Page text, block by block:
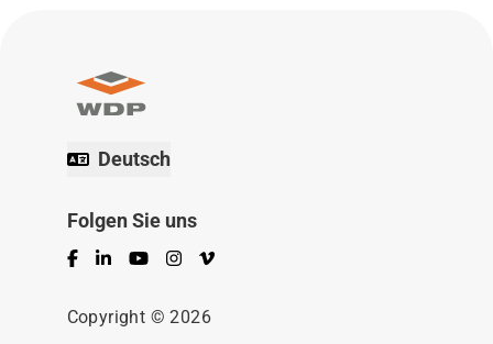
Deutsch
Folgen Sie uns
Facebook
LinkedInYouTubeInstagram
Vimeo
Copyright © 2026